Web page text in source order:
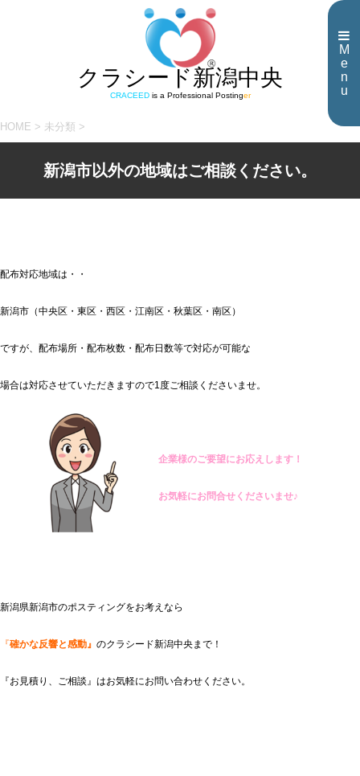
M
e
n
u
クラシード新潟中央
CRACEEDis a Professional Postinger
HOME > 未分類 >
新潟市以外の地域はご相談ください。
配布対応地域は・・
新潟市（中央区・東区・西区・江南区・秋葉区・南区）
ですが、配布場所・配布枚数・配布日数等で対応が可能な
場合は対応させていただきますので1度ご相談くださいませ。
企業様のご要望にお応えします！
お気軽にお問合せくださいませ♪
新潟県新潟市のポスティングをお考えなら
『確かな反響と感動』 のクラシード新潟中央まで！
『お見積り、ご相談』はお気軽にお問い合わせください。